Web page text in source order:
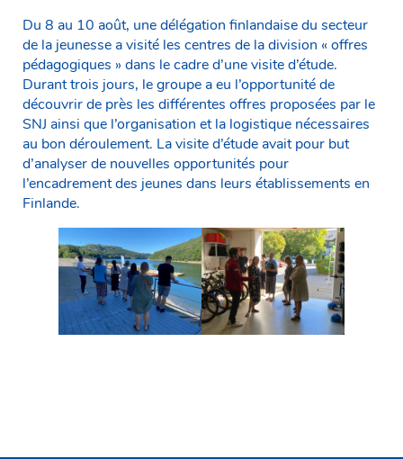
Du 8 au 10 août, une délégation finlandaise du secteur
de la jeunesse a visité les centres de la division « offres
pédagogiques » dans le cadre d’une visite d’étude.
Durant trois jours, le groupe a eu l’opportunité de
découvrir de près les différentes offres proposées par le
SNJ ainsi que l’organisation et la logistique nécessaires
au bon déroulement. La visite d’étude avait pour but
d’analyser de nouvelles opportunités pour
l’encadrement des jeunes dans leurs établissements en
Finlande.